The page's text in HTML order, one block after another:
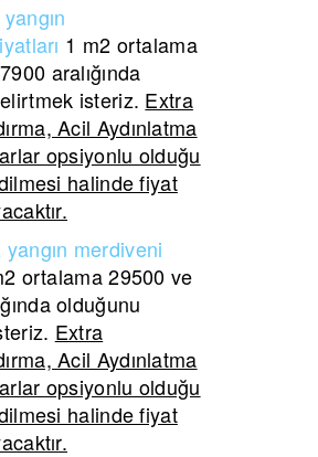
1 m2 ortalama
aralığında
isteriz. Extra
Acil Aydınlatma
opsiyonlu olduğu
halinde fiyat
merdiveni
ortalama 29500 ve
olduğunu
Extra
Acil Aydınlatma
opsiyonlu olduğu
halinde fiyat